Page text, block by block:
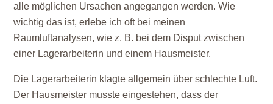
alle möglichen Ursachen angegangen werden. Wie
wichtig das ist, erlebe ich oft bei meinen
Raumluftanalysen, wie z. B. bei dem Disput zwischen
einer Lagerarbeiterin und einem Hausmeister.
Die Lagerarbeiterin klagte allgemein über schlechte Luft.
Der Hausmeister musste eingestehen, dass der